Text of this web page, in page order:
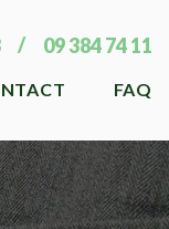
09 384 74 11
FAQ